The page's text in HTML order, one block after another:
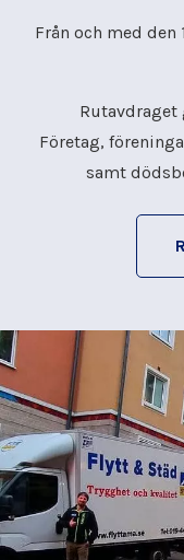
Från och med
Rutavdraget
Företag,
samt